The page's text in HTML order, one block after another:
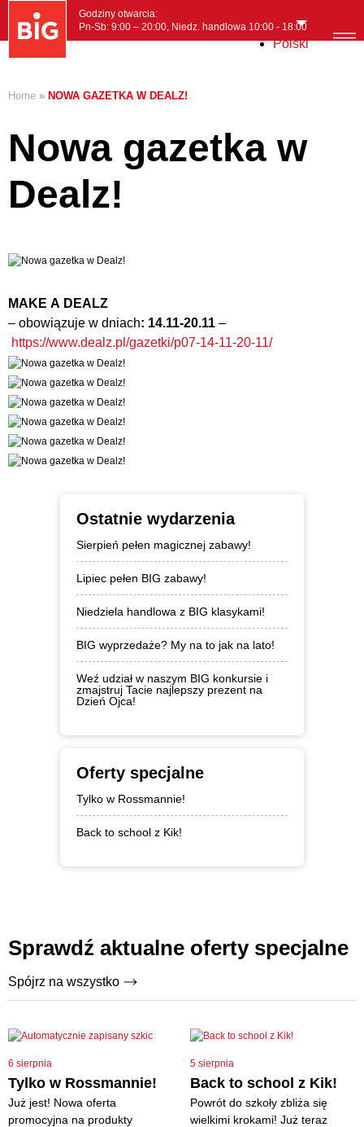
Polski
Godziny otwarcia:
Pn-Sb: 9:00 – 20:00, Niedz. handlowa 10:00 - 18:00
Home » NOWA GAZETKA W DEALZ!
Nowa gazetka w
Dealz!
MAKE A DEALZ
– obowiązuje w dniach: 14.11-20.11 –
https://www.dealz.pl/gazetki/p07-14-11-20-11/
Ostatnie wydarzenia
Sierpień pełen magicznej zabawy!
Lipiec pełen BIG zabawy!
Niedziela handlowa z BIG klasykami!
BIG wyprzedaże? My na to jak na lato!
Weź udział w naszym BIG konkursie i
zmajstruj Tacie najlepszy prezent na
Dzień Ojca!
Oferty specjalne
Tylko w Rossmannie!
Back to school z Kik!
Sprawdź aktualne oferty specjalne
Spójrz na wszystko
6 sierpnia
Tylko w Rossmannie!
Już jest! Nowa oferta
promocyjna na produkty
5 sierpnia
Back to school z Kik!
Powrót do szkoły zbliża się
wielkimi krokami! Już teraz